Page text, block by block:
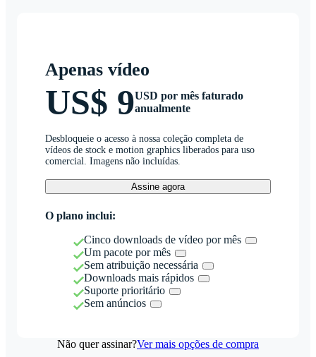
Apenas vídeo
US$ 9USD por mês faturado
anualmente
Desbloqueie o acesso à nossa coleção completa de
vídeos de stock e motion graphics liberados para uso
comercial. Imagens não incluídas.
Assine agora
O plano inclui:
Cinco downloads de vídeo por mês
Um pacote por mês
Sem atribuição necessária
Downloads mais rápidos
Suporte prioritário
Sem anúncios
Não quer assinar?Ver mais opções de compra